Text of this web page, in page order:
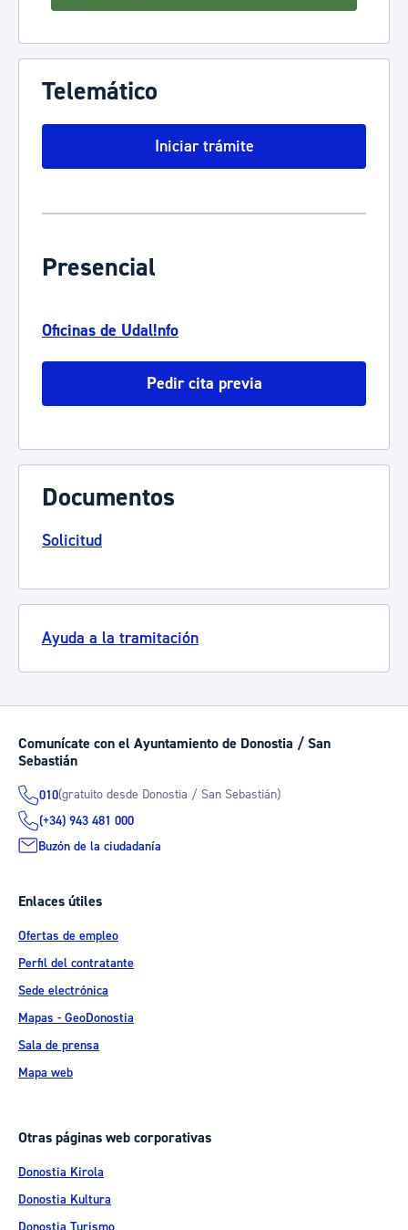
Telemático
Iniciar trámite
Presencial
Oficinas de Udal!nfo
Pedir cita previa
Documentos
Solicitud
Ayuda a la tramitación
Comunícate con el Ayuntamiento de Donostia / San
Sebastián
010(gratuito desde Donostia / San Sebastián)
(+34) 943 481 000
Buzón de la ciudadanía
Enlaces útiles
Ofertas de empleo
Perfil del contratante
Sede electrónica
Mapas - GeoDonostia
Sala de prensa
Mapa web
Otras páginas web corporativas
Donostia Kirola
Donostia Kultura
Donostia Turismo